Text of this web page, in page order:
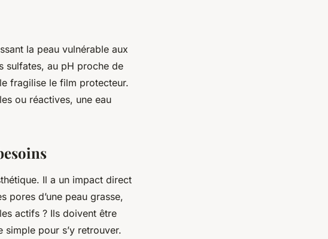
la peau vulnérable aux
sulfates, au pH proche de
fragilise le film protecteur.
ou réactives, une eau
Il a un impact direct
pores d’une peau grasse,
actifs ? Ils doivent être
pour s’y retrouver.